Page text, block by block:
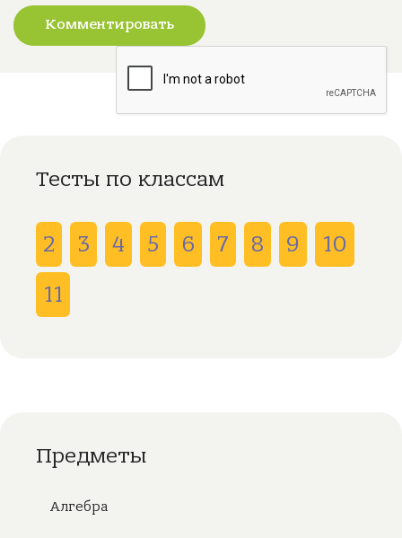
Комментировать
Тесты по классам
2 3 4 5 6 7 8 9
10
11
Предметы
Алгебра